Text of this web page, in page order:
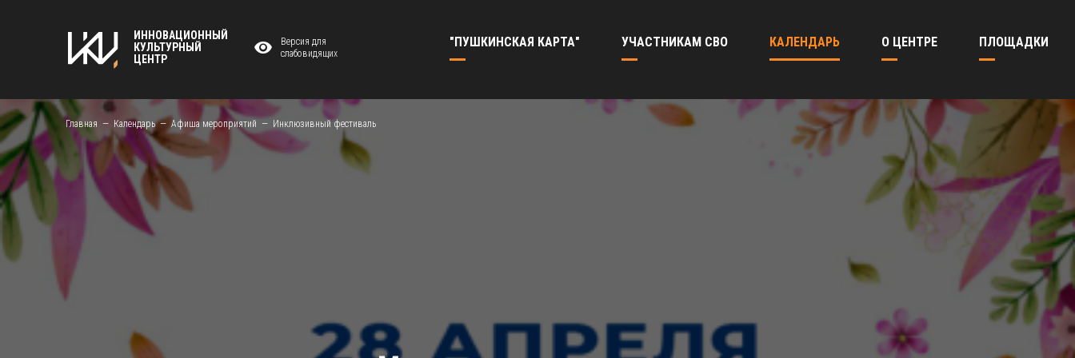
ИННОВАЦИОННЫЙ
КУЛЬТУРНЫЙ
ЦЕНТР
Версия для
слабовидящих
"ПУШКИНСКАЯ КАРТА" УЧАСТНИКАМ СВО КАЛЕНДАРЬ О ЦЕНТРЕ ПЛОЩАДКИ
Главная Календарь Афиша мероприятий Инклюзивный фестиваль